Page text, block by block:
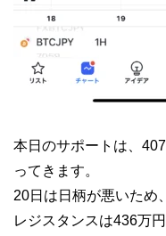
本日のサポートは、
ってきます。
20日は日柄が悪いため
レジスタンスは436万